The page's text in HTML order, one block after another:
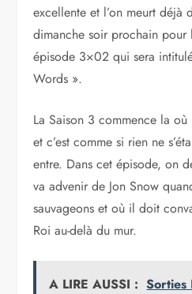
excellente et l’on meurt déjà
dimanche soir prochain
épisode 3×02 qui sera
Words ».
La Saison 3 commence la
et c’est comme si rien ne
entre. Dans cet épisode, on
va advenir de Jon Snow
sauvageons et où il doit
Roi au-delà du mur.
A LIRE AUSSI : Sorties